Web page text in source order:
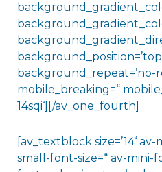
background_repeat=’no-
mobile_breaking=“
14sqi‘][/av_one_fourth]
[av_textblock size=’14‘
small-font-size=“ av-mini-